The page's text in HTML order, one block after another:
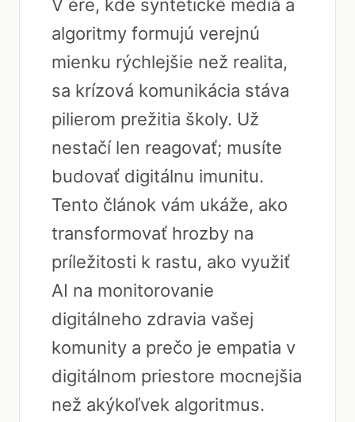
V ére, kde syntetické médiá a
algoritmy formujú verejnú
mienku rýchlejšie než realita,
sa krízová komunikácia stáva
pilierom prežitia školy. Už
nestačí len reagovať; musíte
budovať digitálnu imunitu.
Tento článok vám ukáže, ako
transformovať hrozby na
príležitosti k rastu, ako využiť
AI na monitorovanie
digitálneho zdravia vašej
komunity a prečo je empatia v
digitálnom priestore mocnejšia
než akýkoľvek algoritmus.